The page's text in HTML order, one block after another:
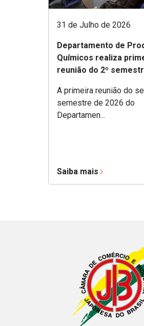
31 de Julho de 2026
Departamento de
Químicos realiza
reunião do 2º
A primeira reunião do
semestre de 2026 do
Departamen...
Saiba mais